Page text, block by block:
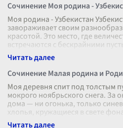
Сочинение Моя родина -
Моя родина - Узбекистан
завораживает своим
красотой. Это место, где
встречаются с бескрайними
Сочинение Малая родина и
Моя деревня спит под толстым
мокрого ноябрьского снега. За
дома — ни огонька, только
хлопья, кружащиеся в свете